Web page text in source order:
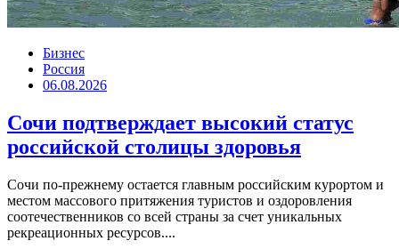
Бизнес
Россия
06.08.2026
Сочи подтверждает высокий статус
российской столицы здоровья
Сочи по-прежнему остается главным российским курортом и
местом массового притяжения туристов и оздоровления
соотечественников со всей страны за счет уникальных
рекреационных ресурсов....